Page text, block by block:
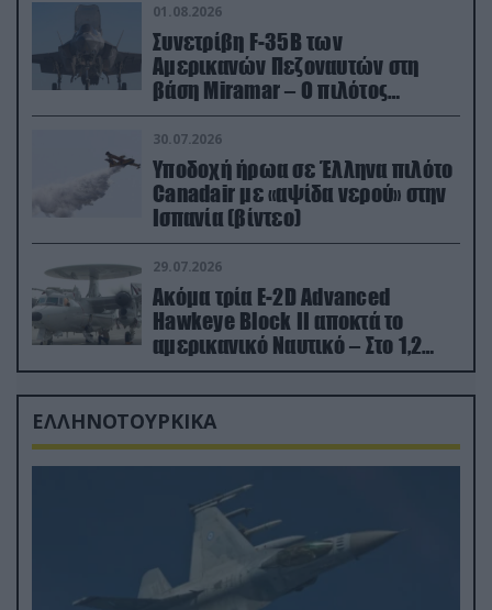
01.08.2026
Συνετρίβη F-35B των
Αμερικανών Πεζοναυτών στη
βάση Miramar – Ο πιλότος
εκτινάχθηκε εγκαίρως
30.07.2026
Υποδοχή ήρωα σε Έλληνα πιλότο
Canadair με «αψίδα νερού» στην
Ισπανία (βίντεο)
29.07.2026
Ακόμα τρία E-2D Advanced
Hawkeye Block II αποκτά το
αμερικανικό Ναυτικό – Στο 1,2
δισ.δολάρια το κόστος
ΕΛΛΗΝΟΤΟΥΡΚΙΚΑ